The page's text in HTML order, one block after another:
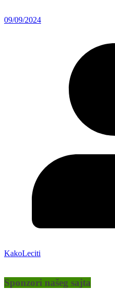
09/09/2024
KakoLeciti
Sponzori našeg sajta